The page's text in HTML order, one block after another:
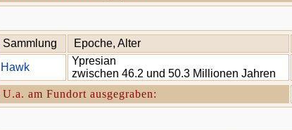
Sammlung Epoche, Alter
Hawk
Ypresian
zwischen 46.2 und 50.3 Millionen Jahren
U.a. am Fundort ausgegraben: